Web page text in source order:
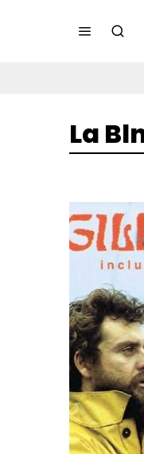
La